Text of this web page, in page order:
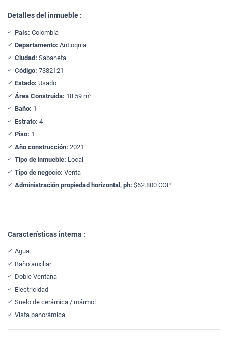
Detalles del inmueble :
País: Colombia
Departamento: Antioquia
Ciudad: Sabaneta
Código: 7382121
Estado: Usado
Área Construida: 18.59 m²
Baño: 1
Estrato: 4
Piso: 1
Año construcción: 2021
Tipo de inmueble: Local
Tipo de negocio: Venta
Administración propiedad horizontal, ph: $62.800 COP
Características interna :
Agua
Baño auxiliar
Doble Ventana
Electricidad
Suelo de cerámica / mármol
Vista panorámica